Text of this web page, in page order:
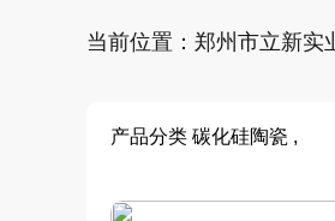
当前位置：郑州市立新实
产品分类 碳化硅陶瓷 ,